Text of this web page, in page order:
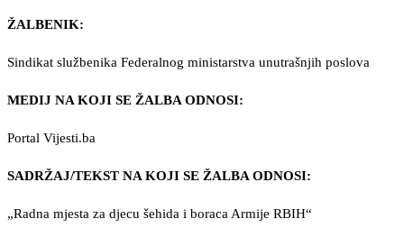
ŽALBENIK:
Sindikat službenika Federalnog ministarstva unutrašnjih poslova
MEDIJ NA KOJI SE ŽALBA ODNOSI:
Portal Vijesti.ba
SADRŽAJ/TEKST NA KOJI SE ŽALBA ODNOSI:
„Radna mjesta za djecu šehida i boraca Armije RBIH“